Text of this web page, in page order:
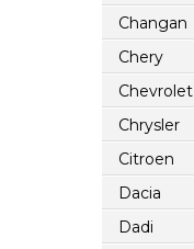
Changan
Chery
Chevrolet
Chrysler
Citroen
Dacia
Dadi